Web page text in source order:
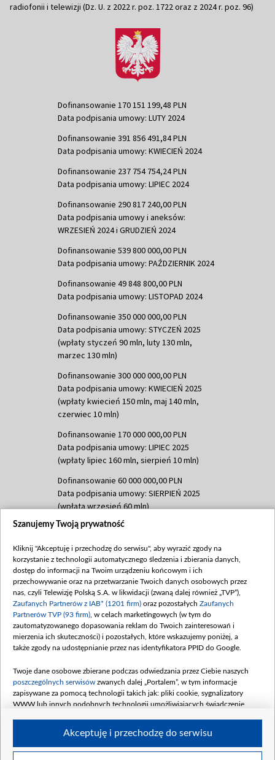
radiofonii i telewizji (Dz. U. z 2022 r. poz. 1722 oraz z 2024 r. poz. 96)
Dofinansowanie 170 151 199,48 PLN
Data podpisania umowy: LUTY 2024
Dofinansowanie 391 856 491,84 PLN
Data podpisania umowy: KWIECIEŃ 2024
Dofinansowanie 237 754 754,24 PLN
Data podpisania umowy: LIPIEC 2024
Dofinansowanie 290 817 240,00 PLN
Data podpisania umowy i aneksów:
WRZESIEŃ 2024 i GRUDZIEŃ 2024
Dofinansowanie 539 800 000,00 PLN
Data podpisania umowy: PAŹDZIERNIK 2024
Dofinansowanie 49 848 800,00 PLN
Data podpisania umowy: LISTOPAD 2024
Dofinansowanie 350 000 000,00 PLN
Data podpisania umowy: STYCZEŃ 2025
(wpłaty styczeń 90 mln, luty 130 mln,
marzec 130 mln)
Dofinansowanie 300 000 000,00 PLN
Data podpisania umowy: KWIECIEŃ 2025
(wpłaty kwiecień 150 mln, maj 140 mln,
czerwiec 10 mln)
Dofinansowanie 170 000 000,00 PLN
Data podpisania umowy: LIPIEC 2025
(wpłaty lipiec 160 mln, sierpień 10 mln)
Dofinansowanie 60 000 000,00 PLN
Data podpisania umowy: SIERPIEŃ 2025
(wpłata wrzesień 60 mln)
Dofinansowanie 635 783 051,21 PLN
(wpłata wrzesień 100 mln, październik 350
mln, listopad 265 mln)
Dofinansowanie 48 862 000,00 PLN
Data podpisania umowy: GRUDZIEŃ 2025
(wpłata grudzień 60,548 mln)
Dofinansowanie 900 000 000,00 PLN
Data podpisania umowy: LUTY 2026 (wpłata
kwiecień 180 mln, 7 maja 180 mln, 8
czerwca 90 mln)
Dofinansowanie 250 000 000,00 PLN
4 sierpnia 250 mln
Szanujemy Twoją prywatność
Kliknij "Akceptuję i przechodzę do serwisu", aby wyrazić zgody na
korzystanie z technologii automatycznego śledzenia i zbierania danych,
dostęp do informacji na Twoim urządzeniu końcowym i ich
przechowywanie oraz na przetwarzanie Twoich danych osobowych przez
nas, czyli Telewizję Polską S.A. w likwidacji (zwaną dalej również „TVP”),
Zaufanych Partnerów z IAB* (1201 firm) oraz pozostałych Zaufanych
Partnerów TVP (93 firm) , w celach marketingowych (w tym do
zautomatyzowanego dopasowania reklam do Twoich zainteresowań i
mierzenia ich skuteczności) i pozostałych, które wskazujemy poniżej, a
także zgody na udostępnianie przez nas identyfikatora PPID do Google.
Twoje dane osobowe zbierane podczas odwiedzania przez Ciebie naszych
poszczególnych serwisów zwanych dalej „Portalem”, w tym informacje
zapisywane za pomocą technologii takich jak: pliki cookie, sygnalizatory
WWW lub innych podobnych technologii umożliwiających świadczenie
Akceptuję i przechodzę do serwisu